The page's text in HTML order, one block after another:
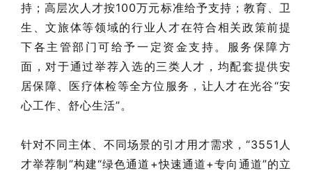
持；高层次人才按100万元标准给予支持；教育、卫
生、文旅体等领域的行业人才在符合相关政策前提
下各主管部门可给予一定资金支持。 服务保障方
面，对于通过举荐入选的三类人才，均配套提供安
居保障、医疗体检等全方位服务，让人才在光谷“安
心工作、舒心生活”。
针对不同主体、不同场景的引才用才需求，“3551人
才举荐制”构建“绿色通道+快速通道+专向通道”的立